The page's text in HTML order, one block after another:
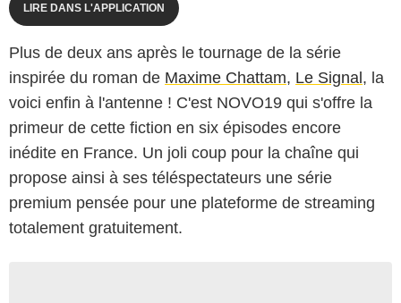
LIRE DANS L'APPLICATION
Plus de deux ans après le tournage de la série
inspirée du roman de Maxime Chattam, Le Signal, la
voici enfin à l'antenne ! C'est NOVO19 qui s'offre la
primeur de cette fiction en six épisodes encore
inédite en France. Un joli coup pour la chaîne qui
propose ainsi à ses téléspectateurs une série
premium pensée pour une plateforme de streaming
totalement gratuitement.